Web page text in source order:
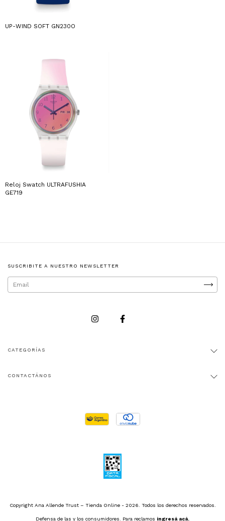
UP-WIND SOFT GN230O
Reloj Swatch ULTRAFUSHIA
GE719
SUSCRIBITE A NUESTRO NEWSLETTER
CATEGORÍAS
CONTACTÁNOS
Copyright Ana Allende Trust – Tienda Online - 2026. Todos los derechos reservados.
Defensa de las y los consumidores. Para reclamos ingresá acá.